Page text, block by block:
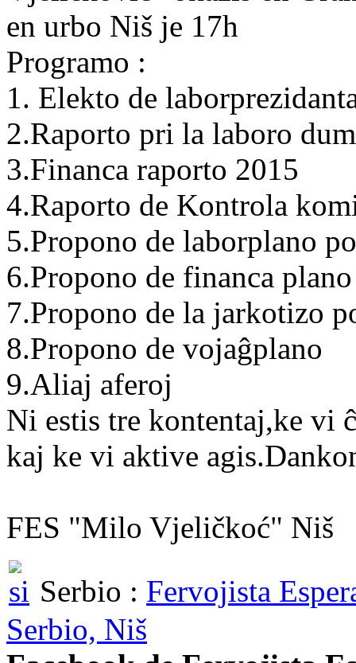
en urbo Niš je 17h
Programo :
1. Elekto de
2.Raporto pri la laboro
3.Financa raporto 2015
4.Raporto de Kontrola
5.Propono de laborplano
6.Propono de financa
7.Propono de la jarkotizo
8.Propono de vojaĝplano
9.Aliaj aferoj
Ni estis tre kontentaj,ke vi
kaj ke vi aktive
FES "Milo Vjeličkoć" Niš
Serbio : Fervojista
Serbio, Niš